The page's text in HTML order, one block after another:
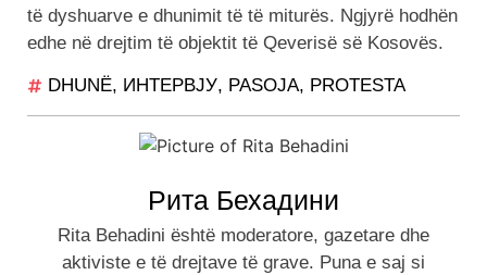
të dyshuarve e dhunimit të të miturës. Ngjyrë hodhën
edhe në drejtim të objektit të Qeverisë së Kosovës.
DHUNË, ИНТЕРВЈУ, PASOJA, PROTESTA
Рита Бехадини
Rita Behadini është moderatore, gazetare dhe
aktiviste e të drejtave të grave. Puna e saj si